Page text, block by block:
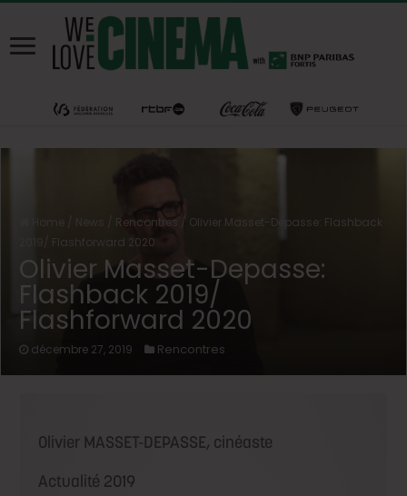
Home / News / Rencontres / Olivier Masset-Depasse: Flashback
2019/ Flashforward 2020
Olivier Masset-Depasse:
Flashback 2019/
Flashforward 2020
décembre 27, 2019 Rencontres
Olivier MASSET-DEPASSE, cinéaste
Actualité 2019